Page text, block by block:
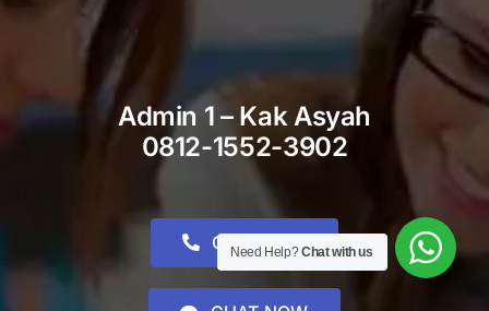
Admin 1 – Kak Asyah
0812-1552-3902
CALL NOW
Need Help?Chat with us